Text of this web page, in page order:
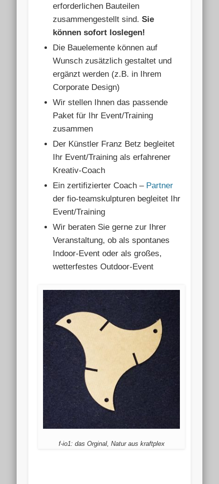
erforderlichen Bauteilen
zusammengestellt sind.Sie
können sofort loslegen!
Die Bauelemente können auf
Wunsch zusätzlich gestaltet und
ergänzt werden (z.B. in Ihrem
Corporate Design)
Wir stellen Ihnen das passende
Paket für Ihr Event/Training
zusammen
Der Künstler Franz Betz begleitet
Ihr Event/Training als erfahrener
Kreativ-Coach
Ein zertifizierter Coach – Partner
der fio-teamskulpturen begleitet Ihr
Event/Training
Wir beraten Sie gerne zur Ihrer
Veranstaltung, ob als spontanes
Indoor-Event oder als großes,
wetterfestes Outdoor-Event
f-io1: das Orginal, Natur aus kraftplex